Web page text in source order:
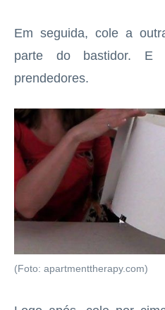
Em seguida, cole a
parte do bastidor. E
prendedores.
(Foto: apartmenttherapy.com)